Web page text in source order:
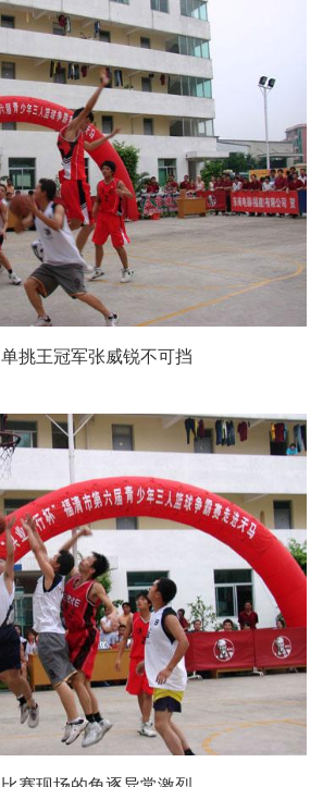
单挑王冠军张威锐不可挡